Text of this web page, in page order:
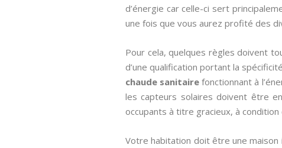
d’énergie car celle-ci sert
une fois que vous aurez profité des
Pour cela, quelques règles doivent
d’une qualification portant la spécificité
chaude sanitaire fonctionnant à
les capteurs solaires doivent être
occupants à titre gracieux, à
Votre habitation doit être une maison